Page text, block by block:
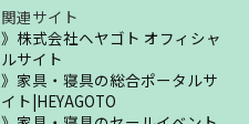
関連サイト
株式会社ヘヤゴト オフィシャ
ルサイト
家具・寝具の総合ポータルサ
イト|HEYAGOTO